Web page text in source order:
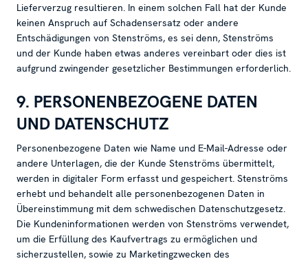
Lieferverzug resultieren. In einem solchen Fall hat der Kunde
keinen Anspruch auf Schadensersatz oder andere
Entschädigungen von Stenströms, es sei denn, Stenströms
und der Kunde haben etwas anderes vereinbart oder dies ist
aufgrund zwingender gesetzlicher Bestimmungen erforderlich.
9. PERSONENBEZOGENE DATEN
UND DATENSCHUTZ
Personenbezogene Daten wie Name und E-Mail-Adresse oder
andere Unterlagen, die der Kunde Stenströms übermittelt,
werden in digitaler Form erfasst und gespeichert. Stenströms
erhebt und behandelt alle personenbezogenen Daten in
Übereinstimmung mit dem schwedischen Datenschutzgesetz.
Die Kundeninformationen werden von Stenströms verwendet,
um die Erfüllung des Kaufvertrags zu ermöglichen und
sicherzustellen, sowie zu Marketingzwecken des